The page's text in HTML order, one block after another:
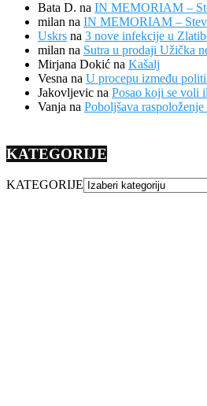
Bata D. na IN MEMORIAM –
milan na IN MEMORIAM –
Uskrs na 3 nove infekcije u
milan na Sutra u prodaji Užička
Mirjana Dokić na Kašalj
Vesna na U procepu između
Jakovljevic na Posao koji se voli
Vanja na Poboljšava
KATEGORIJE
KATEGORIJE